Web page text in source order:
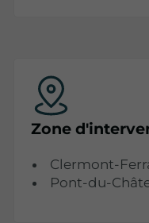
Zone
Clermont-
Pont-du-